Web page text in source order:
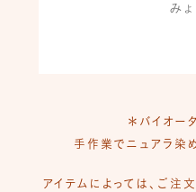
み
＊バイオー
手作業でニュアラ染
アイテムによっては、ご注